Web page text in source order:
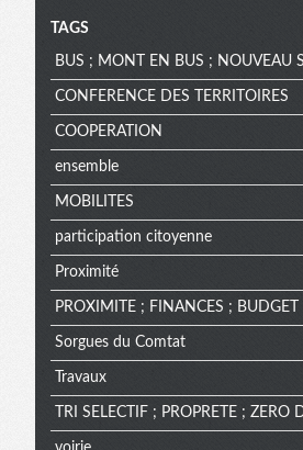
TAGS
BUS ; MONT EN BUS ; NOUVEAU
CONFERENCE DES TERRITOIRES
COOPERATION
ensemble
MOBILITES
participation citoyenne
Proximité
PROXIMITE ; FINANCES ; BUDGET
Sorgues du Comtat
Travaux
TRI SELECTIF ; PROPRETE ; ZERO